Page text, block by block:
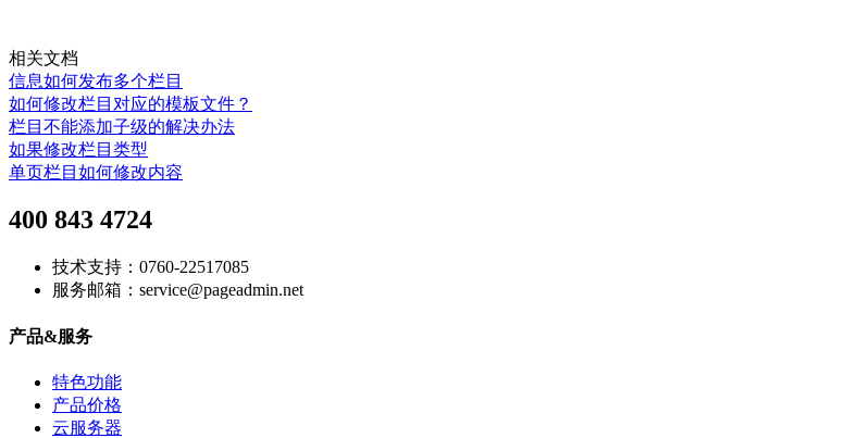
相关文档
信息如何发布多个栏目
如何修改栏目对应的模板文件？
栏目不能添加子级的解决办法
如果修改栏目类型
单页栏目如何修改内容
400 843 4724
技术支持：0760-22517085
服务邮箱：service@pageadmin.net
产品&服务
特色功能
产品价格
云服务器